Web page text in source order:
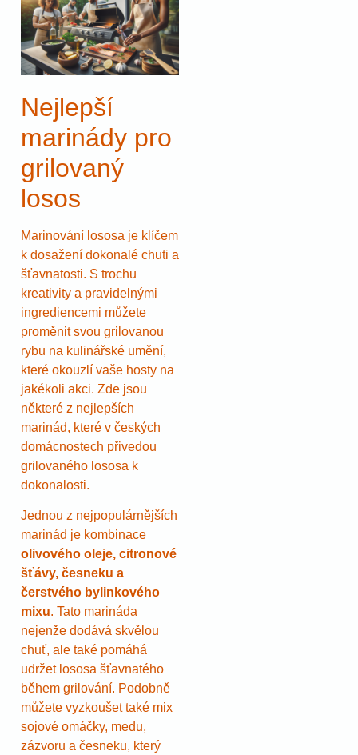
Nejlepší
marinády pro
grilovaný
losos
Marinování lososa je klíčem
k dosažení dokonalé chuti a
šťavnatosti. S trochu
kreativity a pravidelnými
ingrediencemi můžete
proměnit svou grilovanou
rybu na kulinářské umění,
které okouzlí vaše hosty na
jakékoli akci. Zde jsou
některé z nejlepších
marinád, které v českých
domácnostech přivedou
grilovaného lososa k
dokonalosti.
Jednou z nejpopulárnějších
marinád je kombinace
olivového oleje, citronové
šťávy, česneku a
čerstvého bylinkového
mixu. Tato marináda
nejenže dodává skvělou
chuť, ale také pomáhá
udržet lososa šťavnatého
během grilování. Podobně
můžete vyzkoušet také mix
sojové omáčky, medu,
zázvoru a česneku, který